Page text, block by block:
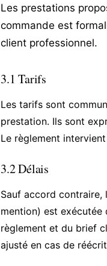
Les prestations
commande est
client professionnel.
3.1 Tarifs
Les tarifs sont
prestation. Ils sont
Le règlement
3.2 Délais
Sauf accord
mention) est
règlement et du brief
ajusté en cas de